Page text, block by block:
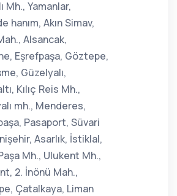
Mh., Yamanlar,
hanım, Akın Simav,
Alsancak,
Eşrefpaşa, Göztepe,
Güzelyalı,
Kılıç Reis Mh.,
mh., Menderes,
Pasaport, Süvari
Asarlık, İstiklal,
Mh., Ulukent Mh.,
2. İnönü Mah.,
Çatalkaya, Liman